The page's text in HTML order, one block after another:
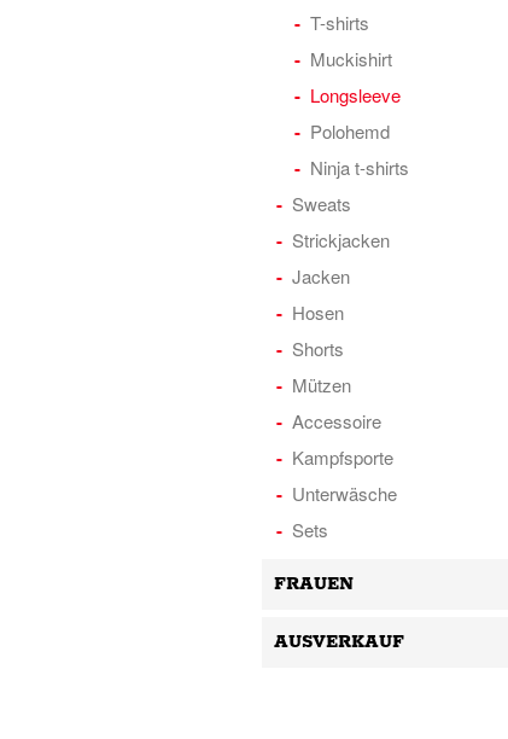
T-shirts
Muckishirt
Longsleeve
Polohemd
Ninja t-shirts
Sweats
Strickjacken
Jacken
Hosen
Shorts
Mützen
Accessoire
Kampfsporte
Unterwäsche
Sets
FRAUEN
AUSVERKAUF